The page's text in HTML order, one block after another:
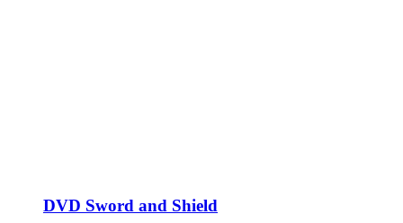
DVD Sword and Shield